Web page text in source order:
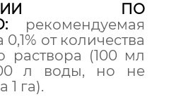
ПО
рекомендуемая
от количества
раствора (100 мл
л воды, но не
1 га).